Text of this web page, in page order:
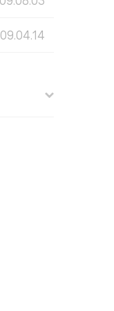
09.04.14